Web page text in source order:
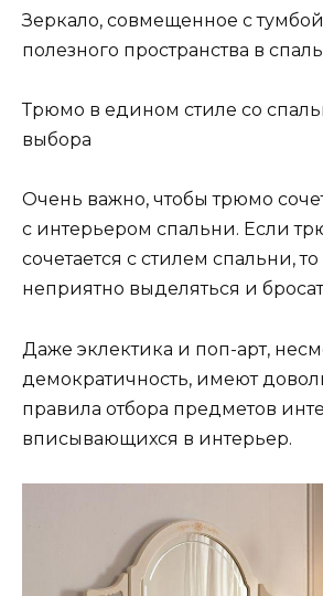
Зеркало, совмещенное с
полезного пространства в
Трюмо в едином стиле со
выбора
Очень важно, чтобы трюмо
с интерьером спальни. Если
сочетается с стилем спальни,
неприятно выделяться и
Даже эклектика и поп-арт,
демократичность, имеют
правила отбора предметов
вписывающихся в интерьер.